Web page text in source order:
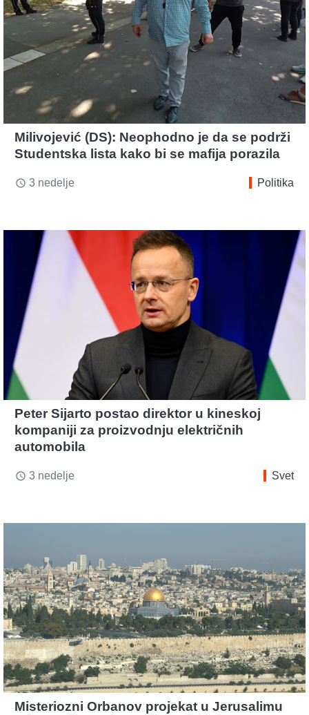
Milivojević (DS): Neophodno je da se podrži
Studentska lista kako bi se mafija porazila
access_time 3 nedelje Politika
Peter Sijarto postao direktor u kineskoj
kompaniji za proizvodnju električnih
automobila
access_time 3 nedelje Svet
Misteriozni Orbanov projekat u Jerusalimu